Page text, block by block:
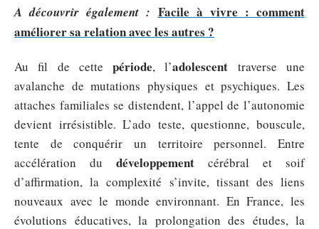
A découvrir également : Facile à vivre : comment
améliorer sa relation avec les autres ?
Au fil de cettepériode, l’adolescent traverse une
avalanche de mutations physiques et psychiques. Les
attaches familiales se distendent, l’appel de l’autonomie
devient irrésistible. L’ado teste, questionne, bouscule,
tente de conquérir un territoire personnel. Entre
accélération du développement cérébral et soif
d’affirmation, la complexité s’invite, tissant des liens
nouveaux avec le monde environnant. En France, les
évolutions éducatives, la prolongation des études, la